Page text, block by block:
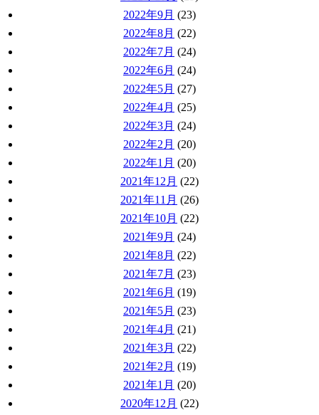
2022年9月 (23)
2022年8月 (22)
2022年7月 (24)
2022年6月 (24)
2022年5月 (27)
2022年4月 (25)
2022年3月 (24)
2022年2月 (20)
2022年1月 (20)
2021年12月 (22)
2021年11月 (26)
2021年10月 (22)
2021年9月 (24)
2021年8月 (22)
2021年7月 (23)
2021年6月 (19)
2021年5月 (23)
2021年4月 (21)
2021年3月 (22)
2021年2月 (19)
2021年1月 (20)
2020年12月 (22)